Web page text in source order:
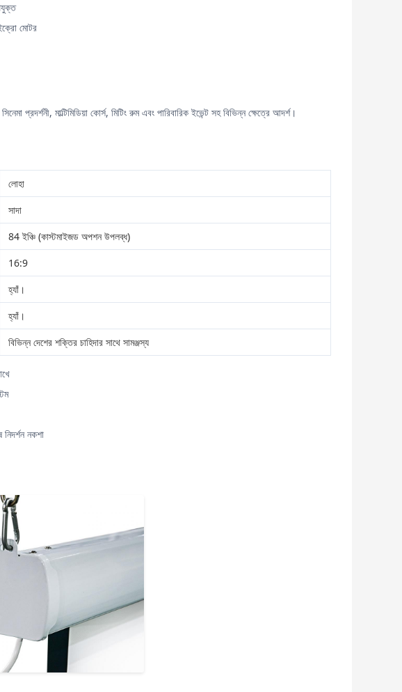
মোটর
প্রদর্শনী, মাল্টিমিডিয়া কোর্স, মিটিং রুম এবং পারিবারিক ইভেন্ট সহ বিভিন্ন ক্ষেত্রে আদর্শ।
লোহা
সাদা
84 ইঞ্চি (কাস্টমাইজড অপশন উপলব্ধ)
16:9
হ্যাঁ।
হ্যাঁ।
বিভিন্ন দেশের শক্তির চাহিদার সাথে সামঞ্জস্য
নকশা